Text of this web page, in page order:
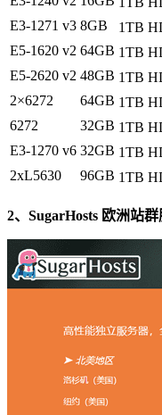
E3-1271 v3 8GB 1TB
E5-1620 v2 64GB 1TB
E5-2620 v2 48GB 1TB
2×6272
64GB 1TB
6272
32GB 1TB
E3-1270 v6 32GB 1TB
2xL5630
96GB 1TB
2、SugarHosts 欧洲站